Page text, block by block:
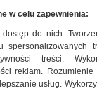
w celu zapewnienia:
do nich.
spersonalizowanych
treści.
reklam.
usług.